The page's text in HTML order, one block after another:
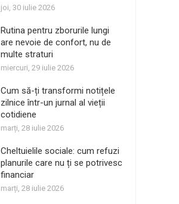
joi, 30 iulie 2026
Rutina pentru zborurile lungi
are nevoie de confort, nu de
multe straturi
miercuri, 29 iulie 2026
Cum să-ți transformi notițele
zilnice într-un jurnal al vieții
cotidiene
marți, 28 iulie 2026
Cheltuielile sociale: cum refuzi
planurile care nu ți se potrivesc
financiar
marți, 28 iulie 2026